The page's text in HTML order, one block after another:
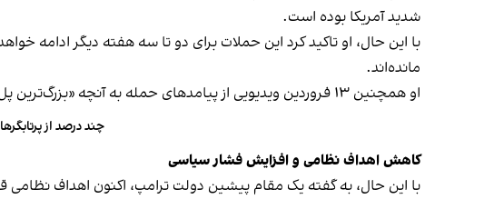
شدید آمریکا بوده است.
با این حال، او تاکید کرد این حملات برای دو تا سه هفته دیگر
مانده‌اند.
او همچنین ۱۳ فروردین ویدیویی از پیامدهای حمله به آنچه «بزرگ‌ترین پل ایران» خواند منتشر کرد و گفت: «اقدامات بیشتری در راه است.»
چند درصد از
کاهش اهداف نظامی و افزایش فشار سیاسی
با این حال، به گفته یک مقام پیشین دولت ترامپ، اکنون اهداف